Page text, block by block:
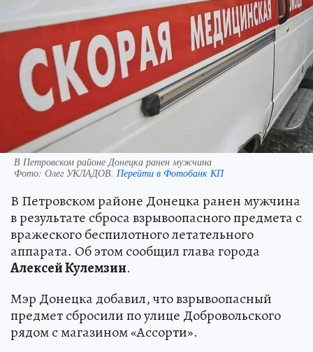
В Петровском районе Донецка ранен мужчина
Фото: Олег УКЛАДОВ. Перейти в Фотобанк КП
В Петровском районе Донецка ранен мужчина
в результате сброса взрывоопасного предмета с
вражеского беспилотного летательного
аппарата. Об этом сообщил глава города
Алексей Кулемзин.
Мэр Донецка добавил, что взрывоопасный
предмет сбросили по улице Добровольского
рядом с магазином «Ассорти».